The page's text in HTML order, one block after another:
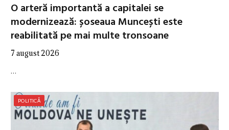
O arteră importantă a capitalei se
modernizează: șoseaua Muncești este
reabilitată pe mai multe tronsoane
7 august 2026
…
POLITICĂ